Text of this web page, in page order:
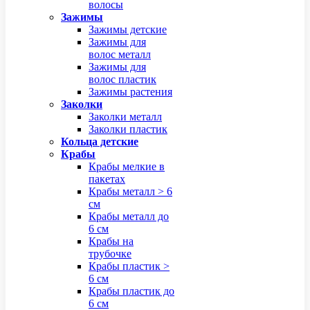
волосы
Зажимы
Зажимы детские
Зажимы для
волос металл
Зажимы для
волос пластик
Зажимы растения
Заколки
Заколки металл
Заколки пластик
Кольца детские
Крабы
Крабы мелкие в
пакетах
Крабы металл > 6
см
Крабы металл до
6 см
Крабы на
трубочке
Крабы пластик >
6 см
Крабы пластик до
6 см